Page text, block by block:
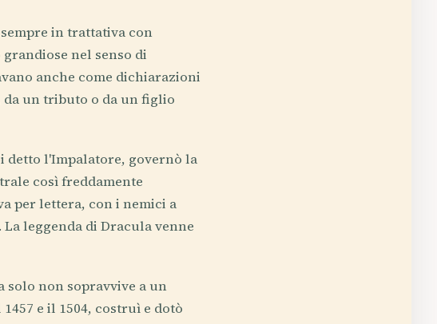
in trattativa con
nel senso di
anche come dichiarazioni
da un tributo o da un figlio
detto l'Impalatore, governò la
così freddamente
per lettera, con i nemici a
leggenda di Dracula venne
solo non sopravvive a un
e il 1504, costruì e dotò